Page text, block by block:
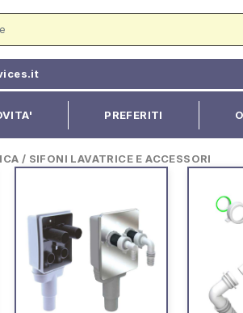
PREFERITI
/ SIFONI LAVATRICE E ACCESSORI